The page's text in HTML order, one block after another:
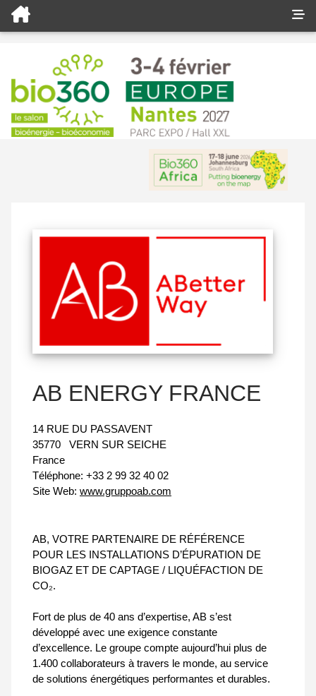
AB ENERGY FRANCE
14 RUE DU PASSAVENT
35770
VERN SUR SEICHE
France
Téléphone: +33 2 99 32 40 02
Site Web: www.gruppoab.com
AB, VOTRE PARTENAIRE DE RÉFÉRENCE
POUR LES INSTALLATIONS D’ÉPURATION DE
BIOGAZ ET DE CAPTAGE / LIQUÉFACTION DE
CO₂.
Fort de plus de 40 ans d’expertise, AB s’est
développé avec une exigence constante
d’excellence. Le groupe compte aujourd’hui plus de
1.400 collaborateurs à travers le monde, au service
de solutions énergétiques performantes et durables.